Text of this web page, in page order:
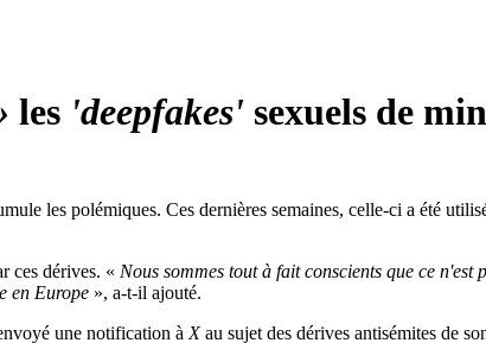
les 'deepfakes' sexuels de
les polémiques. Ces dernières semaines, celle-ci a été
ces dérives. « Nous sommes tout à fait conscients que ce
en Europe », a-t-il ajouté.
une notification à Xau sujet des dérives antisémites de